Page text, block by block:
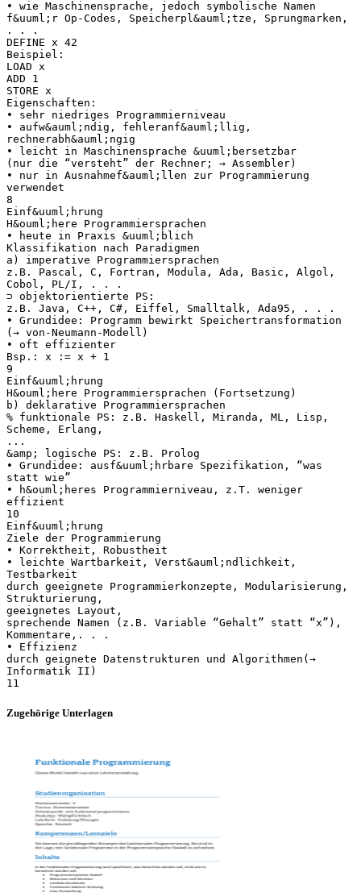
• wie Maschinensprache, jedoch symbolische Namen
f&uuml;r Op-Codes, Speicherpl&auml;tze, Sprungmarken,
. . .
DEFINE x 42
Beispiel:
LOAD x
ADD 1
STORE x
Eigenschaften:
• sehr niedriges Programmierniveau
• aufw&auml;ndig, fehleranf&auml;llig,
rechnerabh&auml;ngig
• leicht in Maschinensprache &uuml;bersetzbar
(nur die “versteht” der Rechner; → Assembler)
• nur in Ausnahmef&auml;llen zur Programmierung
verwendet
8
Einf&uuml;hrung
H&ouml;here Programmiersprachen
• heute in Praxis &uuml;blich
Klassifikation nach Paradigmen
a) imperative Programmiersprachen
z.B. Pascal, C, Fortran, Modula, Ada, Basic, Algol,
Cobol, PL/I, . . .
⊃ objektorientierte PS:
z.B. Java, C++, C#, Eiffel, Smalltalk, Ada95, . . .
• Grundidee: Programm bewirkt Speichertransformation
(→ von-Neumann-Modell)
• oft effizienter
Bsp.: x := x + 1
9
Einf&uuml;hrung
H&ouml;here Programmiersprachen (Fortsetzung)
b) deklarative Programmiersprachen
% funktionale PS: z.B. Haskell, Miranda, ML, Lisp,
Scheme, Erlang,
...
&amp; logische PS: z.B. Prolog
• Grundidee: ausf&uuml;hrbare Spezifikation, “was
statt wie”
• h&ouml;heres Programmierniveau, z.T. weniger
effizient
10
Einf&uuml;hrung
Ziele der Programmierung
• Korrektheit, Robustheit
• leichte Wartbarkeit, Verst&auml;ndlichkeit,
Testbarkeit
durch geeignete Programmierkonzepte, Modularisierung,
Strukturierung,
geeignetes Layout,
sprechende Namen (z.B. Variable “Gehalt” statt “x”),
Kommentare,. . .
• Effizienz
durch geignete Datenstrukturen und Algorithmen(→
Informatik II)
Zugehörige Unterlagen